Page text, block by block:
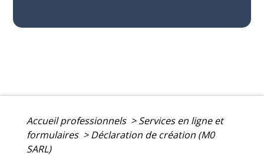
Accueil professionnels > Services en ligne et
formulaires > Déclaration de création (M0
SARL)